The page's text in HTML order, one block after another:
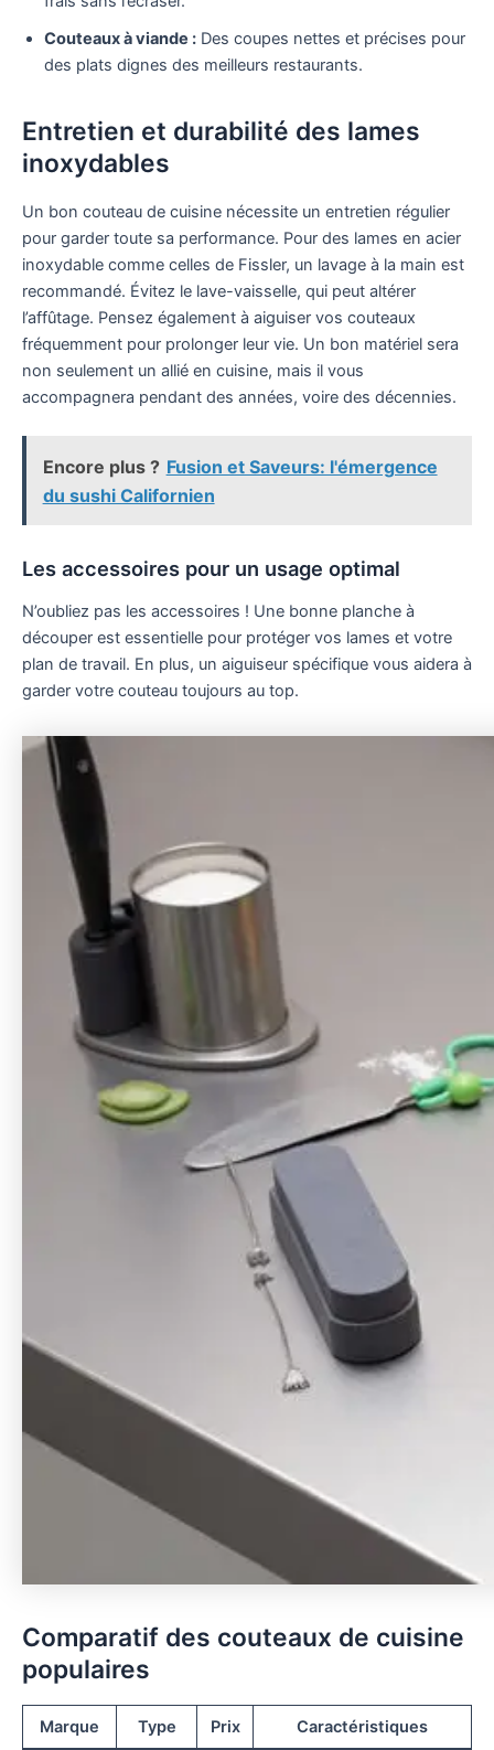
Couteaux à viande : Des coupes nettes et précises pour
des plats dignes des meilleurs restaurants.
Entretien et durabilité des lames
inoxydables
Un bon couteau de cuisine nécessite un entretien régulier
pour garder toute sa performance. Pour des lames en acier
inoxydable comme celles de Fissler, un lavage à la main est
recommandé. Évitez le lave-vaisselle, qui peut altérer
l’affûtage. Pensez également à aiguiser vos couteaux
fréquemment pour prolonger leur vie. Un bon matériel sera
non seulement un allié en cuisine, mais il vous
accompagnera pendant des années, voire des décennies.
Encore plus ? Fusion et Saveurs: l'émergence
du sushi Californien
Les accessoires pour un usage optimal
N’oubliez pas les accessoires ! Une bonne planche à
découper est essentielle pour protéger vos lames et votre
plan de travail. En plus, un aiguiseur spécifique vous aidera à
garder votre couteau toujours au top.
Comparatif des couteaux de cuisine
populaires
Marque Type Prix Caractéristiques